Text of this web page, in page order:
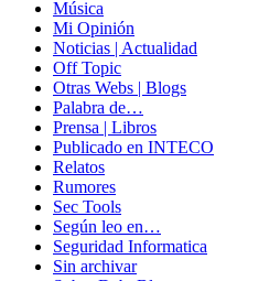
Música
Mi Opinión
Noticias | Actualidad
Off Topic
Otras Webs | Blogs
Palabra de…
Prensa | Libros
Publicado en INTECO
Relatos
Rumores
Sec Tools
Según leo en…
Seguridad Informatica
Sin archivar